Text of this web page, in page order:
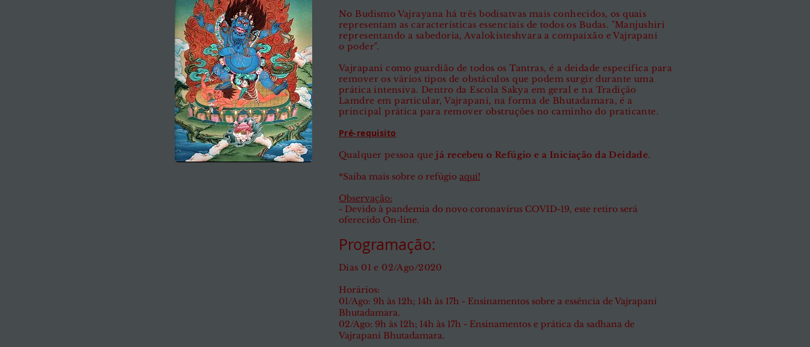
No Budismo Vajrayana há três bodisatvas mais conhecidos, os quais
representam as características essenciais de todos os Budas. "Manjushiri
representando a sabedoria, Avalokisteshvara a compaixão e Vajrapani
o poder".
Vajrapani como guardião de todos os Tantras, é a deidade especifica para
remover os vários tipos deobstáculos que podem surgir durante uma
prática intensiva. Dentro da Escola Sakya em geral e na Tradição
Lamdre em particular, Vajrapani, na forma de Bhutadamara, é a
principal prática para remover obstruções no caminho do praticante.
Pré-requisito
Qualquer pessoa quejá recebeu o Refúgio e a Iniciação da Deidade.
*Saiba mais sobre o refúgio aqui!
Observação:
- Devido à pandemia do novo coronavírus COVID-19, este retiro será
oferecido On-line.
Programação:
Dias 01 e 02/Ago/2020
Horários:
01/Ago: 9h às 12h; 14h às 17h - Ensinamentos sobre a essência de Vajrapani
Bhutadamara.
02/Ago: 9h às 12h; 14h às 17h - Ensinamentos e prática da sadhana de
Vajrapani Bhutadamara.